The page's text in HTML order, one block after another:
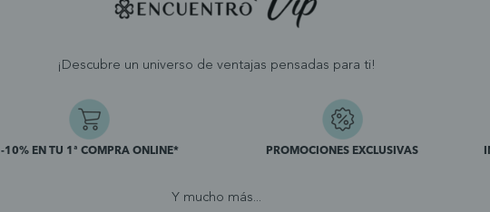
¡Descubre un universo de ventajas pensadas para ti!
-10% EN TU 1ª COMPRA ONLINE* PROMOCIONES EXCLUSIVAS
Y mucho más...